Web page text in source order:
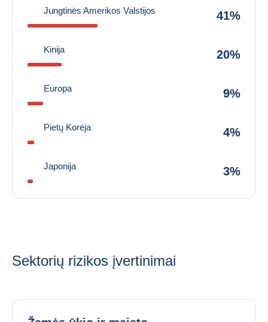
Jungtinės Amerikos Valstijos 41%
Kinija 20%
Europa 9%
Pietų Korėja 4%
Japonija 3%
Sektorių rizikos įvertinimai